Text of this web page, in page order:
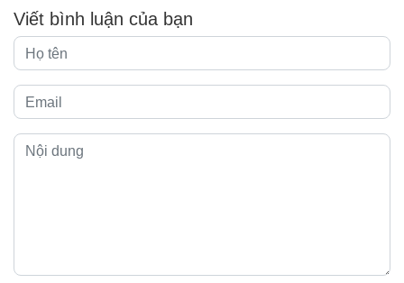
Viết bình luận của bạn